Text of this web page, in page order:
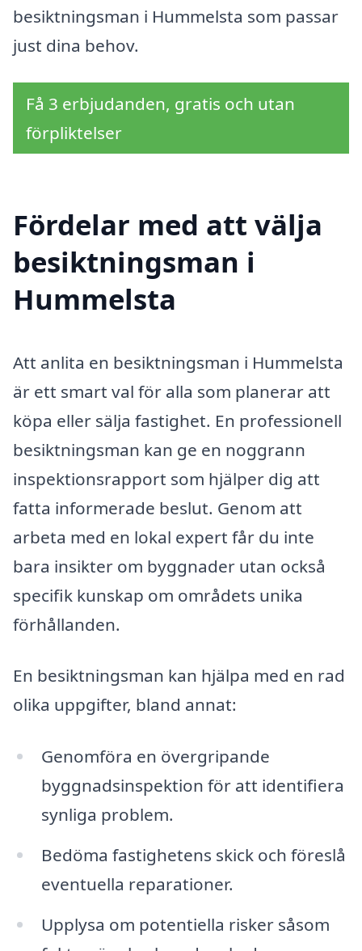
besiktningsman i Hummelsta som passar
just dina behov.
Få 3 erbjudanden, gratis och utan
förpliktelser
Fördelar med att välja
besiktningsman i
Hummelsta
Att anlita en besiktningsman i Hummelsta
är ett smart val för alla som planerar att
köpa eller sälja fastighet. En professionell
besiktningsman kan ge en noggrann
inspektionsrapport som hjälper dig att
fatta informerade beslut. Genom att
arbeta med en lokal expert får du inte
bara insikter om byggnader utan också
specifik kunskap om områdets unika
förhållanden.
En besiktningsman kan hjälpa med en rad
olika uppgifter, bland annat:
Genomföra en övergripande
byggnadsinspektion för att identifiera
synliga problem.
Bedöma fastighetens skick och föreslå
eventuella reparationer.
Upplysa om potentiella risker såsom